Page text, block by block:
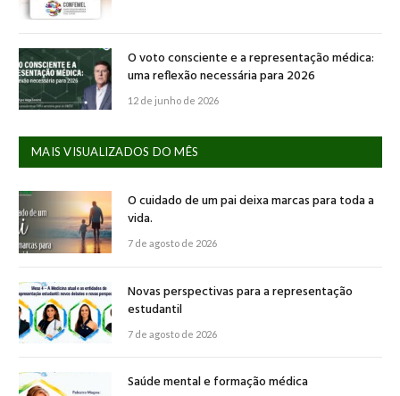
O voto consciente e a representação médica:
uma reflexão necessária para 2026
12 de junho de 2026
MAIS VISUALIZADOS DO MÊS
O cuidado de um pai deixa marcas para toda a
vida.
7 de agosto de 2026
Novas perspectivas para a representação
estudantil
7 de agosto de 2026
Saúde mental e formação médica